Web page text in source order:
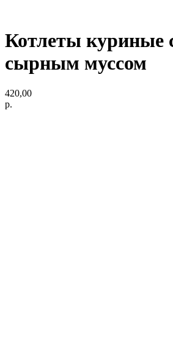
Котлеты куриные
сырным муссом
420,00
р.